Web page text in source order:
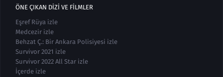
ÖNE ÇIKAN DIZI VE FILMLER
Eşref Rüya izle
Medcezir izle
Behzat Ç.: Bir Ankara Polisiyesi izle
Survivor 2021 izle
Survivor 2022 All Star izle
İçerde izle